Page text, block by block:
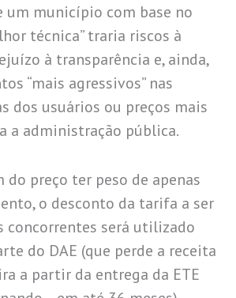
um município com base no
técnica” traria riscos à
à transparência e, ainda,
“mais agressivos” nas
dos usuários ou preços mais
a administração pública.
do preço ter peso de apenas
o desconto da tarifa a ser
concorrentes será utilizado
do DAE (que perde a receita
a partir da entrega da ETE